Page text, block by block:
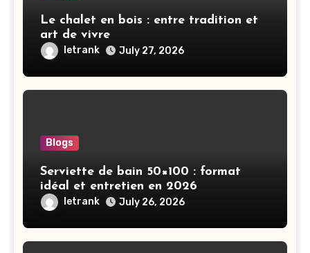
Le chalet en bois : entre tradition et
art de vivre
letrank July 27, 2026
Blogs
Serviette de bain 50×100 : format
idéal et entretien en 2026
letrank July 26, 2026